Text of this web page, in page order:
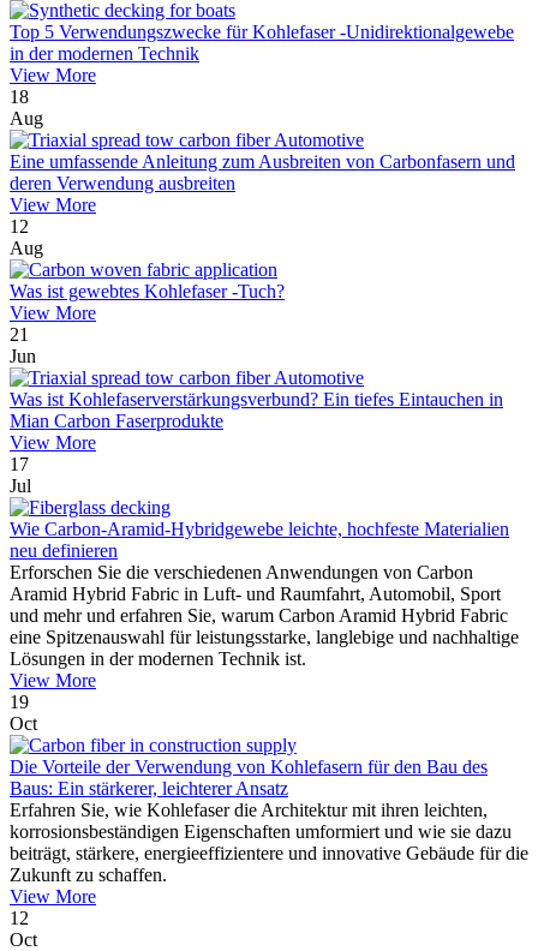
Top 5 Verwendungszwecke für Kohlefaser -Unidirektionalgewebe
in der modernen Technik
View More
18
Aug
Eine umfassende Anleitung zum Ausbreiten von Carbonfasern und
deren Verwendung ausbreiten
View More
12
Aug
Was ist gewebtes Kohlefaser -Tuch?
View More
21
Jun
Was ist Kohlefaserverstärkungsverbund? Ein tiefes Eintauchen in
Mian Carbon Faserprodukte
View More
17
Jul
Wie Carbon-Aramid-Hybridgewebe leichte, hochfeste Materialien
neu definieren
Erforschen Sie die verschiedenen Anwendungen von Carbon
Aramid Hybrid Fabric in Luft- und Raumfahrt, Automobil, Sport
und mehr und erfahren Sie, warum Carbon Aramid Hybrid Fabric
eine Spitzenauswahl für leistungsstarke, langlebige und nachhaltige
Lösungen in der modernen Technik ist.
View More
19
Oct
Die Vorteile der Verwendung von Kohlefasern für den Bau des
Baus: Ein stärkerer, leichterer Ansatz
Erfahren Sie, wie Kohlefaser die Architektur mit ihren leichten,
korrosionsbeständigen Eigenschaften umformiert und wie sie dazu
beiträgt, stärkere, energieeffizientere und innovative Gebäude für die
Zukunft zu schaffen.
View More
12
Oct